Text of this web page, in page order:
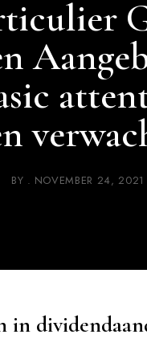
BY NOVEMBER 24, 2021
in